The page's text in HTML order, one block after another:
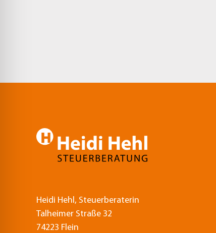
Heidi Hehl, Steuerberaterin
Talheimer Straße 32
74223 Flein